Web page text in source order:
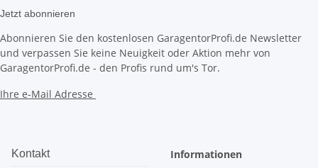
Jetzt abonnieren
Abonnieren Sie den kostenlosen GaragentorProfi.de Newsletter
und verpassen Sie keine Neuigkeit oder Aktion mehr von
GaragentorProfi.de - den Profis rund um's Tor.
Ihre e-Mail Adresse
Kontakt Informationen